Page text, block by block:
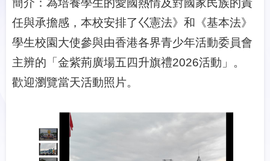
簡介：為培養學生的愛國熱情及對國家民族的責
任與承擔感，本校安排了巜憲法》和《基本法》
學生校園大使參與由香港各界青少年活動委員會
主辨的「金紫荊廣場五四升旗禮2026活動」。
歡迎瀏覽當天活動照片。